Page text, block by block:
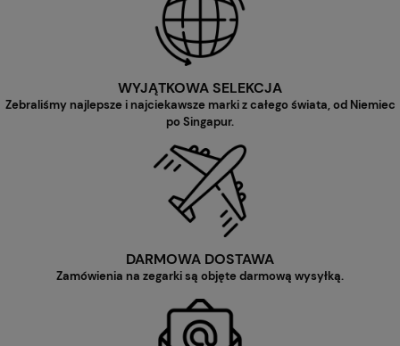
WYJĄTKOWA SELEKCJA
Zebraliśmy najlepsze i najciekawsze marki z całego świata, od Niemiec
po Singapur.
DARMOWA DOSTAWA
Zamówienia na zegarki są objęte darmową wysyłką.